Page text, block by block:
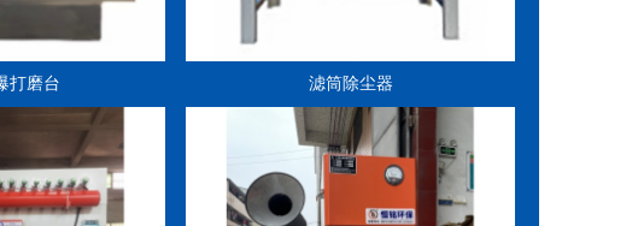
打磨台 滤筒除尘器